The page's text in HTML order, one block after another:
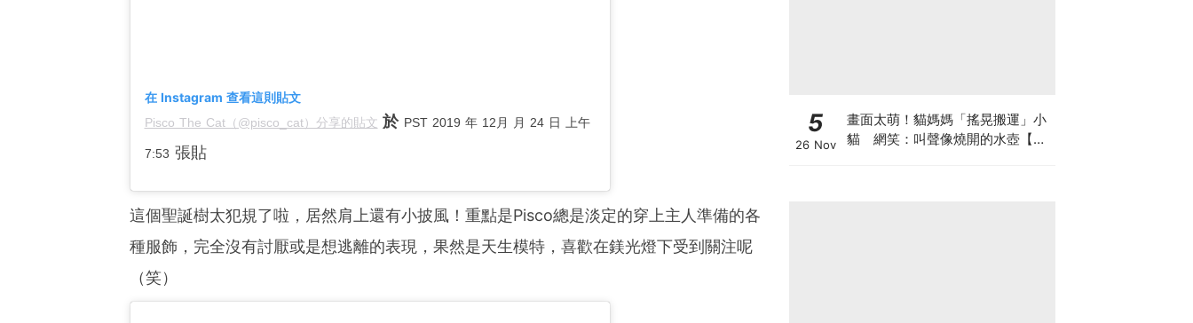
在 Instagram 查看這則貼文
Pisco The Cat（@pisco_cat）分享的貼文 於 PST 2019 年 12月 月 24 日 上午
7:53 張貼
這個聖誕樹太犯規了啦，居然肩上還有小披風！重點是Pisco總是淡定的穿上主人準備的各
種服飾，完全沒有討厭或是想逃離的表現，果然是天生模特，喜歡在鎂光燈下受到關注呢
（笑）
5
26 Nov
畫面太萌！貓媽媽「搖晃搬運」小
貓 網笑：叫聲像燒開的水壺【有